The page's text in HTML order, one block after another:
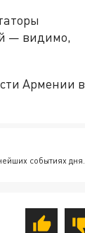
— видимо,
Армении в
событиях дня.